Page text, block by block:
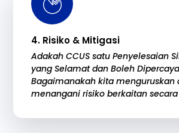
4. Risiko & Mitigasi
Adakah CCUS satu Penyelesaian
yang Selamat dan Boleh
Bagaimanakah kita menguruskan
menangani risiko berkaitan